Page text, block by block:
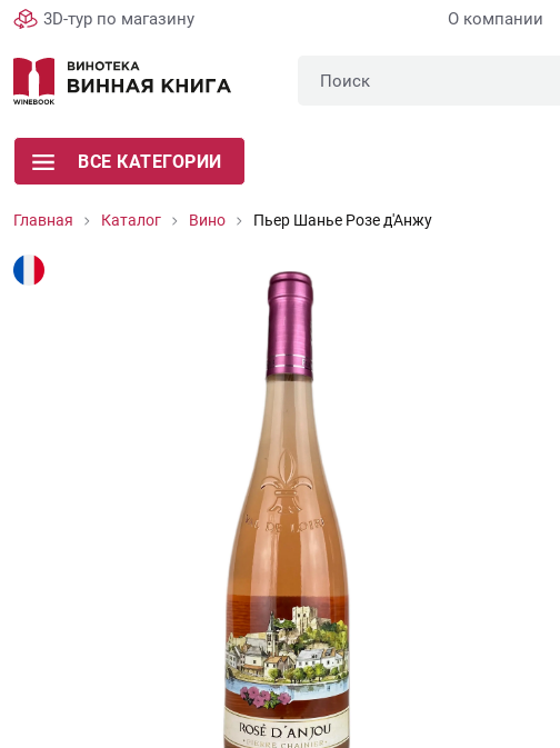
3D-тур по магазину О компании
ВСЕ КАТЕГОРИИ
Главная Каталог Вино Пьер Шанье Розе д'Анжу